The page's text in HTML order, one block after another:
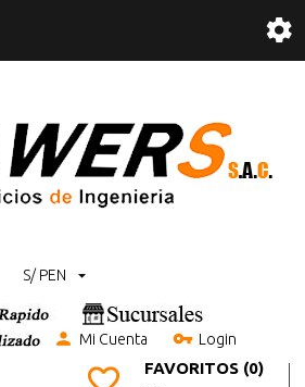
S/ PEN
Mi Cuenta Login
FAVORITOS (0)